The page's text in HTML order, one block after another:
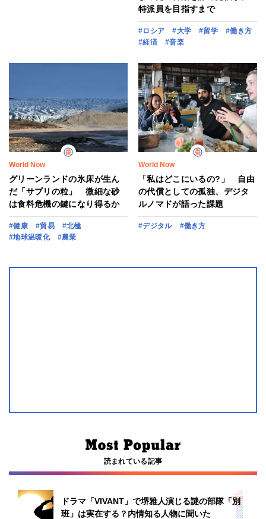
特派員を目指すまで
#ロシア #大学 #留学
#働き方
#経済
#音楽
World Now
グリーンランドの氷床が生ん
だ「サプリの粒」 微細な砂
は食料危機の鍵になり得るか
#健康 #貿易
#北極
#地球温暖化
#農業
World Now
「私はどこにいるの?」 自由
の代償としての孤独、デジタ
ルノマドが語った課題
#デジタル #働き方
読まれている記事
ドラマ「VIVANT」で堺雅人演じる謎の部隊「別
班」は実在する？内情知る人物に聞いた